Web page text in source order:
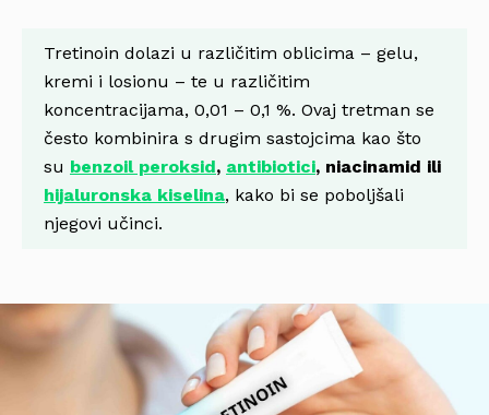
Tretinoin dolazi u različitim oblicima – gelu,
kremi i losionu – te u različitim
koncentracijama, 0,01 – 0,1 %. Ovaj tretman se
često kombinira s drugim sastojcima kao što
su benzoil peroksid, antibiotici, niacinamid ili
hijaluronska kiselina, kako bi se poboljšali
njegovi učinci.